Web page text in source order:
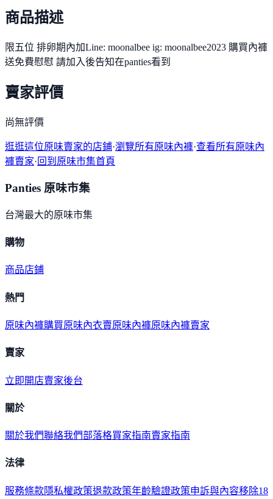
商品描述
限五位 排卵期內加Line: moonalbee ig: moonalbee2023 購買內褲
送免費慰慰 請加入後告知在panties看到
賣家評價
尚無評價
逛逛這位原味賣家的店鋪·瀏覽所有原味內褲·查看所有原味內
褲賣家·回到原味市集首頁
Panties 原味市集
台灣最大的原味市集
購物
商品店鋪
熱門
原味內褲購買原味內衣賣原味內褲原味內褲賣家
賣家
立即開店賣家後台
關於
關於我們聯絡我們部落格買家指南賣家指南
法律
服務條款隱私權政策退款政策年齡驗證政策申訴與內容移除18